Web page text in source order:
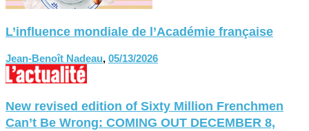
L’influence mondiale de l’Académie française
Jean-Benoît Nadeau, 05/13/2026
New revised edition of Sixty Million Frenchmen
Can’t Be Wrong: COMING OUT DECEMBER 8,